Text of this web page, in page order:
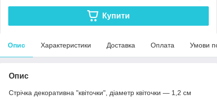
Купити
Опис Характеристики Доставка Оплата Умови
Опис
Стрічка декоративна "квіточки", діаметр квіточки — 1,2 см